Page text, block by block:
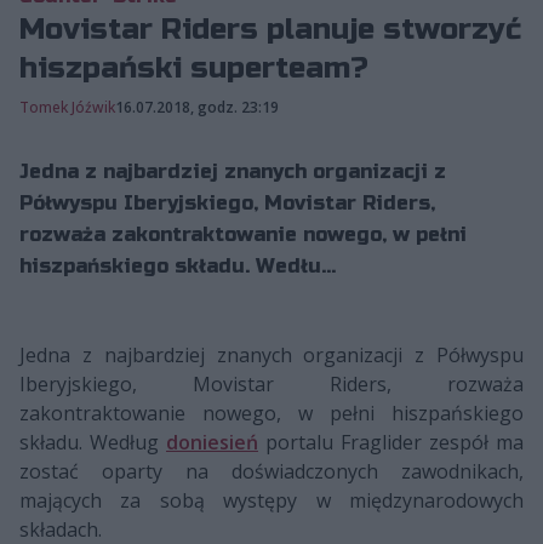
Movistar Riders planuje stworzyć
hiszpański superteam?
Tomek Jóźwik16.07.2018, godz. 23:19
Jedna z najbardziej znanych organizacji z
Półwyspu Iberyjskiego, Movistar Riders,
rozważa zakontraktowanie nowego, w pełni
hiszpańskiego składu. Wedłu...
Jedna z najbardziej znanych organizacji z Półwyspu
Iberyjskiego, Movistar Riders, rozważa
zakontraktowanie nowego, w pełni hiszpańskiego
składu. Według doniesień portalu Fraglider zespół ma
zostać oparty na doświadczonych zawodnikach,
mających za sobą występy w międzynarodowych
składach.